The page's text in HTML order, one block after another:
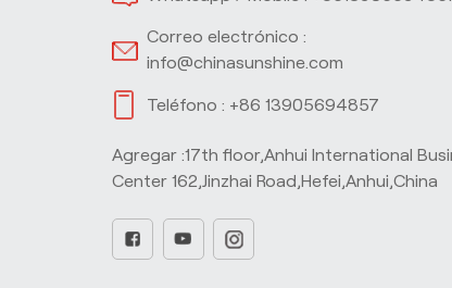
Correo electrónico :
info@chinasunshine.com
Teléfono : +86 13905694857
Agregar :17th floor,Anhui International
Center 162,Jinzhai Road,Hefei,Anhui,China